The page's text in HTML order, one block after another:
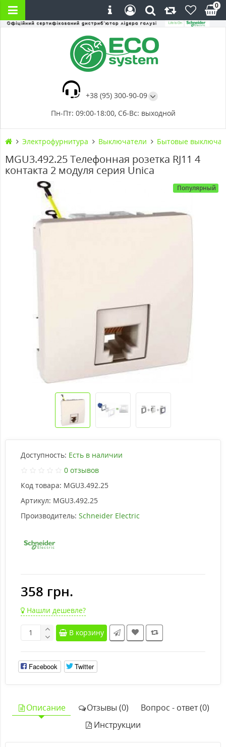
+38 (95) 300-90-09
Пн-Пт: 09:00-18:00, Сб-Вс: выходной
0
Электрофурнитура Выключатели Бытовые
MGU3.492.25 Телефонная розетка RJ11 4
контакта 2 модуля серия Unica
Популярный
Доступность: Есть в наличии
0 отзывов
Код товара: MGU3.492.25
Артикул: MGU3.492.25
Производитель: Schneider Electric
358 грн.
Нашли дешевле?
В корзину
Facebook Twitter
Описание Отзывы (0)
Вопрос - ответ (0)
Инструкции